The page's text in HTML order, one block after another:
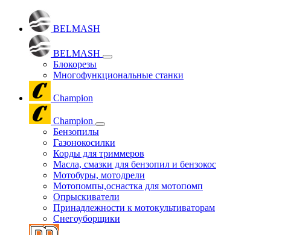
BELMASH
BELMASH
Блокорезы
Многофункциональные станки
Champion
Champion
Бензопилы
Газонокосилки
Корды для триммеров
Масла, смазки для бензопил и бензокос
Мотобуры, мотодрели
Мотопомпы,оснастка для мотопомп
Опрыскиватели
Принадлежности к мотокультиваторам
Снегоуборщики